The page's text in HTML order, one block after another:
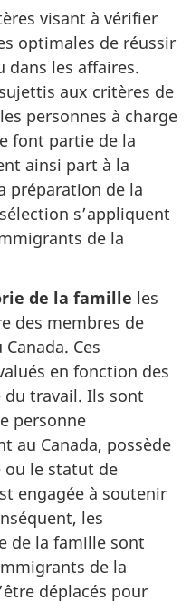
visant à vérifier
optimales de réussir
dans les affaires.
aux critères de
personnes à charge
font partie de la
ainsi part à la
préparation de la
s’appliquent
de la
de la famille les
des membres de
Ces
en fonction des
travail. Ils sont
personne
au Canada, possède
ou le statut de
engagée à soutenir
les
de la famille sont
de la
déplacés pour